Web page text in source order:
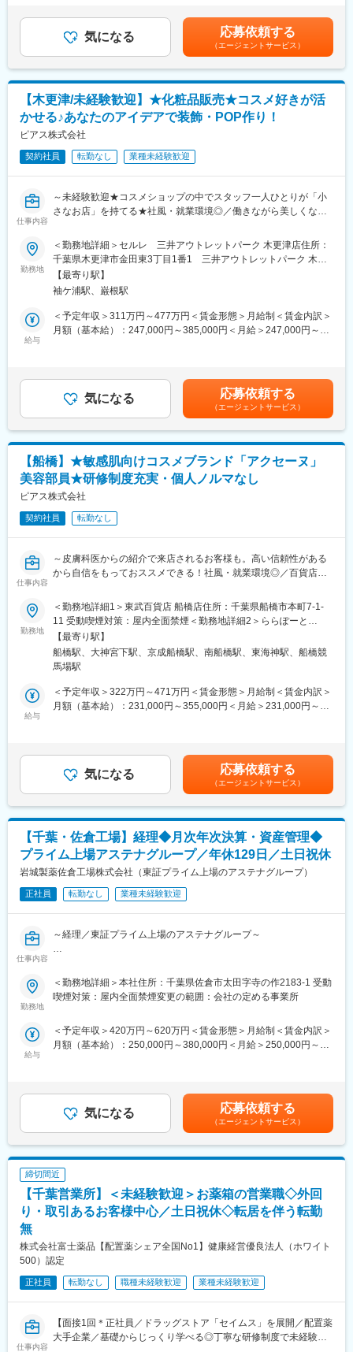
のどの専門メーカーである当社が開発した、他が真似できない
「オンリーワン商品」を保有し、圧倒的ブランドを築いておりま
す。
・龍角散：伝統的に継承されてきたのどの痛み治療の医薬品で
す。
・龍角散ダイレクト：医薬品の効果を持ちながら親しみやすいラ
インナップ
・龍角散のど飴：パッケージ一新したばかりで、さらなるファン
獲得を目指しています。
・お薬のめたね（嚥下補助ゼリー）：お子様、高齢者をメインタ
ーゲットにした方に、お薬の飲みやすくするゼリーです。
◎アナスタシアミアレについて
・眉専門サロンのパイオニアブランド。集客不要のマンツーマン
した「あなただけの眉」を提案します。
・更に綺麗になっていただくためのメイクレッスンや製品のご提
案も行います。
■頑張った分、認めてもらえる
・個人の頑張りは年に一度、7段階評価でお給料アップ！チームの
成果はボーナスで還元！
・フラットな組織だから、年齢・年数に関係なくチーフ・マネー
ジャーにキャリアアップできます！
・入社後の研修は3～4週間で、接客マナーをはじめ、製品知識や
独自理論と技術をしっかりと学べます
・モニター集めは会社がしてくれるので、研修に集中できるのも
大きな特徴です
す
・本社には専属のサポート担当がいるので、いつでも相談しやす
・チーフやマネージャー、トレーナーに昇格する道のほか、ピア
スグループ内の別ブランドへの異動申請や、将来的に採用やプロ
モーションなど本社側の業務に携われるチャンスもあります。
■就業環境：
・完全週休二日制・週休二日制が選べて、残業ほぼなし、産休／
育休取得100％で女性が働きやすい環境！
・有名ブランド多数展開している当社製品を社割価格で購入可能
です。働きながら自身も美しくなれます！
・有給休暇も取りやすく、年に一度5連続休暇も取得できます！
賞与と特別賞与は業績状況による■モデル年収：チーフ（3年目）
448万円★奨学金の返還をしている方は、月最大12,000円が補助
されます。賃金はあくまでも目安の金額であり、選考を通じて上
下する可能性があります。月給(月額)は固定手当を含めた表記で
す。
気になる 応募依頼する
（エージェントサービス）
【木更津/未経験歓迎】★化粧品販売★コスメ好きが活
かせる♪あなたのアイデアで装飾・POP作り！
ピアス株式会社
契約社員 転勤なし 業種未経験歓迎
仕事内容
～未経験歓迎★コスメショップの中でスタッフ一人ひとりが「小
さなお店」を持てる★社風・就業環境◎／働きながら美しくなれ
※三井アウトレットパーク 木更津店での勤務となります。
■仕事内容：
・コスメ販売・接客サービスはもちろん、ディスプレイやPOP作
成もおまかせいたします。
※カウンセリング・タッチアップなどの業務はありません。
そのため、店頭に並ぶ製品ラインナップはいつも同じものではあ
りません。
月に1回は新しい製品が入ってくるから、定期的にお店を覗きに来
ある、ワクワクがいっぱい詰まったショップです！
■風通しの良い職場環境
・ショップ中のひとつのコーナーを、自分で販売するものを決め
てディスプレイなどを工夫して運営できます。
・自分のアイデアを取り入れて結果に繋がるので非常にやりがい
を感じられます。
・個人ノルマは無し！チームで業務を進めるのが当社の特徴で
す。
仲間と目標達成したときは大きなやりがいを感じられます！
■未経験でも安心のサポート体制◎
・入社後すぐに接客マナーの基本、美容知識、化粧品知識を基礎
からしっかり研修します。
・全国の店舗の成功事例が共有されるので、あなたの販売スキ
ル・知識を高められます。
業務をサポートしてくれます。
2）ピアスグループ内の様々な美容ブランドへ異動して新たな職種
にチャレンジできます
3）店頭で培った経験をもとに、本社で人事・製品プロモーショ
ン・マーケティングなどに携われるチャンスもあります
■就業環境：
・有名ブランドを多数展開している当社製品を特別価格で購入で
きます。働きながら自身も美しくなることができる環境です！
・あなたの奨学金返済を会社が8割負担してくれます！お給料を自
勤務地
＜勤務地詳細＞セルレ 三井アウトレットパーク 木更津店住所：
千葉県木更津市金田東3丁目1番1 三井アウトレットパーク 木更
津 1F 受動喫煙対策：屋内全面禁煙
【最寄り駅】
袖ケ浦駅、巌根駅
給与
＜予定年収＞311万円～477万円＜賃金形態＞月給制＜賃金内訳＞
月額（基本給）：247,000円～385,000円＜月給＞247,000円～
給額15万円）※特別賞与は業績状況による■モデル年収：スタッフ
（3年目）322万円チーフ（5年目）391万円賃金はあくまでも目安
の金額であり、選考を通じて上下する可能性があります。月給(月
額)は固定手当を含めた表記です。
気になる 応募依頼する
（エージェントサービス）
【船橋】★敏感肌向けコスメブランド「アクセーヌ」
美容部員★研修制度充実・個人ノルマなし
ピアス株式会社
契約社員 転勤なし
仕事内容
～皮膚科医からの紹介で来店されるお客様も。高い信頼性がある
から自信をもっておススメできる！社風・就業環境◎／百貨店で
※本求人は8/16、9/16、10/16入社可能な方を対象としておりま
す。
■アクセーヌについて
・皮膚科専門医との共同研究による「低刺激・無香料」で効果が
実感できる、安全で高機能な製品をご提供しています。
・アクセーヌの魅力は「リピート率の高さ」だとを入社したスタ
ッフは口を揃えて言います。お客様のお悩みを丁寧にカウンセリ
■仕事内容：
お客様のお悩みを、過去の肌トラブルや生活環境まで親身になっ
てうかがい、最適なメイクアップ・スキンケア製品をご提案した
■風通しの良い職場環境
・「自分以外は全てお客様」という考えが浸透しているから、相
手のことを第一に考える思いやりのあるスタッフばかり。
・個人ノルマはなく目標に向かってチームでお仕事を進めるか
ら、達成したときは大きなやりがいを感じられます！
・年に一度表彰制度あり！頑張りをしっかりと認めていただける
環境です。社員同士の仲もよく、好きなことをお仕事にして楽し
く働いているスタッフが多いのが特徴です。
を基礎からしっかり習得できます。
・店舗では先輩の手つきを見せてもらいながら何度もタッチアッ
りません。
・手が空いている時は接客中のスタッフのフォローに入り、接客
大手美容メーカーだから実現できる様々なキャリアアップ！
1）チーフやエリアマネージャー、ブランド責任者のようなマネジ
きます
3）本社で人事・製品プロモーション・マーケティングなどに携わ
れるチャンスもあります
■就業環境：
・奨学金返済を制度があります！会社が8割負担（上限あり）
勤務地
＜勤務地詳細1＞東武百貨店 船橋店住所：千葉県船橋市本町7-1-
11 受動喫煙対策：屋内全面禁煙＜勤務地詳細2＞ららぽーと
TOKYO-BAY住所：千葉県船橋市浜町 2-1-1 受動喫煙対策：敷地内
喫煙可能場所あり
【最寄り駅】
船橋駅、大神宮下駅、京成船橋駅、南船橋駅、東海神駅、船橋競
馬場駅
給与
＜予定年収＞322万円～471万円＜賃金形態＞月給制＜賃金内訳＞
月額（基本給）：231,000円～355,000円＜月給＞231,000円～
給額30万円）■特別賞与：年1回（昨年支給額15万円）※業績賞与
と特別賞与は業績状況による■モデル年収：チーフ（5年目）407
万円賃金はあくまでも目安の金額であり、選考を通じて上下する
可能性があります。月給(月額)は固定手当を含めた表記です。
気になる 応募依頼する
（エージェントサービス）
【千葉・佐倉工場】経理◆月次年次決算・資産管理◆
プライム上場アステナグループ／年休129日／土日祝休
岩城製薬佐倉工場株式会社（東証プライム上場のアステナグループ）
正社員 転勤なし 業種未経験歓迎
仕事内容
～経理／東証プライム上場のアステナグループ～
当社にて、経理業務全般をご担当いただきます 。
月次・四半期・年次決算の取り纏めを中心に、業績管理、会計ソ
【業務内容】
■生産管理システムを用いた原価集計、棚卸資産の締め、部門別費
用の集計 ■資金日繰り表作成、支払依頼、借入金依頼
■固定資産の取得・除却、減価償却費計上、投資進捗管理 など
■原価計算業務
【組織構成】
現状2名体制
【魅力】
の裁量が大きく、実力次第でキャリアアップも可能です。
【会社について】
2020年7月1日よりアステナグループの医薬品製造工場として再出
発しました。持株会社であるアステナホールディングスを核とし
て、ファインケミカル事業、医薬事業、HBC食品事業、化学品事
業の4事業の各社で構成され、ESG経営による持続的な成長を目指
勤務地
＜勤務地詳細＞本社住所：千葉県佐倉市太田字寺の作2183-1 受動
喫煙対策：屋内全面禁煙変更の範囲：会社の定める事業所
給与
＜予定年収＞420万円～620万円＜賃金形態＞月給制＜賃金内訳＞
月額（基本給）：250,000円～380,000円＜月給＞250,000円～
給(月額)は固定手当を含めた表記です。
気になる 応募依頼する
（エージェントサービス）
締切間近
【千葉営業所】＜未経験歓迎＞お薬箱の営業職◇外回
り・取引あるお客様中心／土日祝休◇転居を伴う転勤
無
株式会社富士薬品【配置薬シェア全国No1】健康経営優良法人（ホワイト
500）認定
正社員 転勤なし 職種未経験歓迎 業種未経験歓迎
仕事内容
【面接1回＊正社員／ドラッグストア「セイムス」を展開／配置薬
大手企業／基礎からじっくり学べる◎丁寧な研修制度で未経験の